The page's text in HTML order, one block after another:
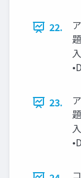
22.
23.